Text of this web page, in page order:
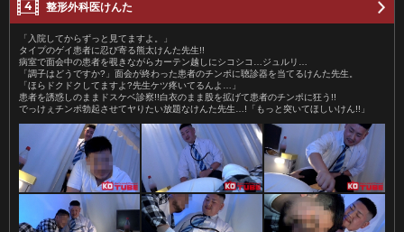
整形外科医けんた
「入院してからずっと見てますよ。」
タイプのゲイ患者に忍び寄る熊太けんた先生!!
病室で面会中の患者を覗きながらカーテン越しにシコシコ…ジュルリ…
「調子はどうですか?」面会が終わった患者のチンポに聴診器を当てるけんた先生。
「ほらドクドクしてますよ?先生ケツ疼いてるんよ…」
患者を誘惑しのままドスケベ診察!!白衣のまま股を拡げて患者のチンポに狂う!!
でっけぇチンポ勃起させてヤりたい放題なけんた先生…!「もっと突いてほしいけん!!」